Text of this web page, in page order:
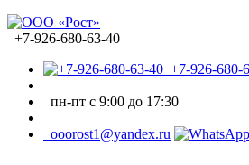
+7-926-680-63-40
+7-926-680-
пн-пт с 9:00 до 17:30
ooorost1@yandex.ru